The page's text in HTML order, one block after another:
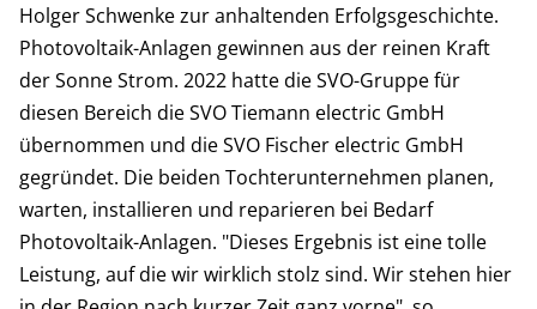
Holger Schwenke zur anhaltenden Erfolgsgeschichte.
Photovoltaik-Anlagen gewinnen aus der reinen Kraft
der Sonne Strom. 2022 hatte die SVO-Gruppe für
diesen Bereich die SVO Tiemann electric GmbH
übernommen und die SVO Fischer electric GmbH
gegründet. Die beiden Tochterunternehmen planen,
warten, installieren und reparieren bei Bedarf
Photovoltaik-Anlagen. "Dieses Ergebnis ist eine tolle
Leistung, auf die wir wirklich stolz sind. Wir stehen hier